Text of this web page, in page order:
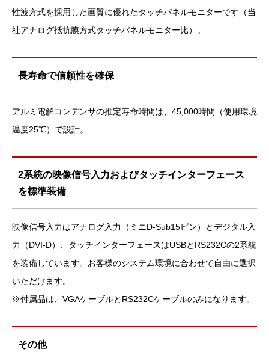
性波方式を採用した画質に優れたタッチパネルモニターです（当
社アナログ抵抗膜方式タッチパネルモニター比）。
長寿命で信頼性を確保
アルミ電解コンデンサの推定寿命時間は、45,000時間（使用環境
温度25℃）で設計。
2系統の映像信号入力およびタッチインターフェース
を標準装備
映像信号入力はアナログ入力（ミニD-Sub15ピン）とデジタル入
力（DVI-D）、タッチインターフェースはUSBとRS232Cの2系統
を装備しています。お客様のシステム環境に合わせて自由に選択
いただけます。
※付属品は、VGAケーブルとRS232Cケーブルのみになります。
その他